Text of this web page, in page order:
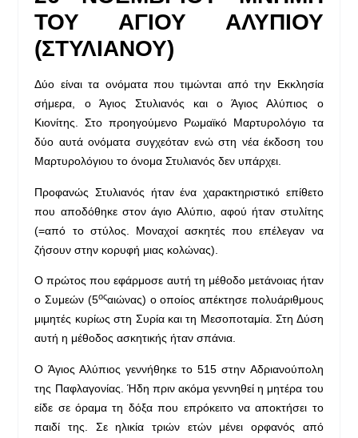
ΤΟΥ ΑΓΙΟΥ ΑΛΥΠΙΟΥ
(ΣΤΥΛΙΑΝΟΥ)
Δύο είναι τα ονόματα που τιμώνται από την Εκκλησία
σήμερα, ο Άγιος Στυλιανός και ο Άγιος Αλύπιος ο
Κιονίτης. Στο προηγούμενο Ρωμαϊκό Μαρτυρολόγιο τα
δύο αυτά ονόματα συγχεόταν ενώ στη νέα έκδοση του
Μαρτυρολόγιου το όνομα Στυλιανός δεν υπάρχει.
Προφανώς Στυλιανός ήταν ένα χαρακτηριστικό επίθετο
που αποδόθηκε στον άγιο Αλύπιο, αφού ήταν στυλίτης
(=από το στύλος. Μοναχοί ασκητές που επέλεγαν να
ζήσουν στην κορυφή μιας κολώνας).
Ο πρώτος που εφάρμοσε αυτή τη μέθοδο μετάνοιας ήταν
ο Συμεών (5οςαιώνας) ο οποίος απέκτησε πολυάριθμους
μιμητές κυρίως στη Συρία και τη Μεσοποταμία. Στη Δύση
αυτή η μέθοδος ασκητικής ήταν σπάνια.
Ο Άγιος Αλύπιος γεννήθηκε το 515 στην Αδριανούπολη
της Παφλαγονίας. Ήδη πριν ακόμα γεννηθεί η μητέρα του
είδε σε όραμα τη δόξα που επρόκειτο να αποκτήσει το
παιδί της. Σε ηλικία τριών ετών μένει ορφανός από